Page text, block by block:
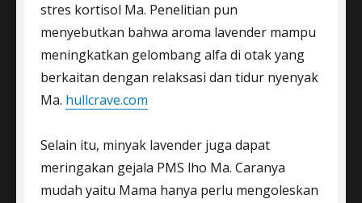
stres kortisol Ma. Penelitian pun
menyebutkan bahwa aroma lavender mampu
meningkatkan gelombang alfa di otak yang
berkaitan dengan relaksasi dan tidur nyenyak
Ma. hullcrave.com
Selain itu, minyak lavender juga dapat
meringakan gejala PMS lho Ma. Caranya
mudah yaitu Mama hanya perlu mengoleskan